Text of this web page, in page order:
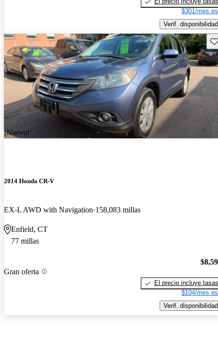
$301/mes
Verif. disponibilidad
¡Nuevo!
2014 Honda CR-V
EX-L AWD with Navigation 158,083 millas
Enfield, CT
77 millas
Gran oferta
El precio incluye tasas
$104/mes
Verif. disponibilidad